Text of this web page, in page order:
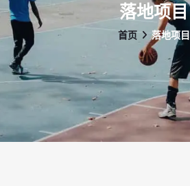
落地项目
首页 落地项目